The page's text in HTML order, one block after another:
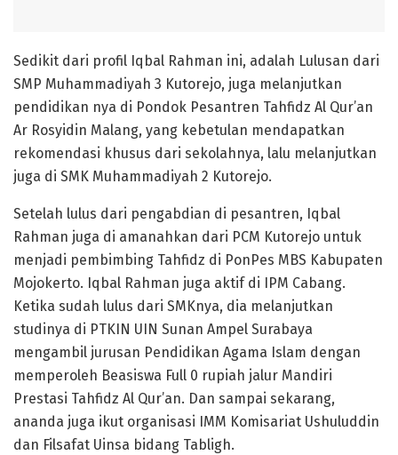
Sedikit dari profil Iqbal Rahman ini, adalah Lulusan dari
SMP Muhammadiyah 3 Kutorejo, juga melanjutkan
pendidikan nya di Pondok Pesantren Tahfidz Al Qur’an
Ar Rosyidin Malang, yang kebetulan mendapatkan
rekomendasi khusus dari sekolahnya, lalu melanjutkan
juga di SMK Muhammadiyah 2 Kutorejo.
Setelah lulus dari pengabdian di pesantren, Iqbal
Rahman juga di amanahkan dari PCM Kutorejo untuk
menjadi pembimbing Tahfidz di PonPes MBS Kabupaten
Mojokerto. Iqbal Rahman juga aktif di IPM Cabang.
Ketika sudah lulus dari SMKnya, dia melanjutkan
studinya di PTKIN UIN Sunan Ampel Surabaya
mengambil jurusan Pendidikan Agama Islam dengan
memperoleh Beasiswa Full 0 rupiah jalur Mandiri
Prestasi Tahfidz Al Qur’an. Dan sampai sekarang,
ananda juga ikut organisasi IMM Komisariat Ushuluddin
dan Filsafat Uinsa bidang Tabligh.